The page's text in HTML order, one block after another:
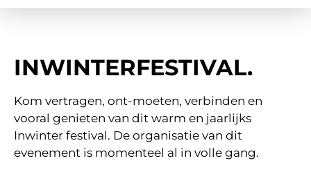
INWINTERFESTIVAL.
Kom vertragen, ont-moeten, verbinden en
vooral genieten van dit warm en jaarlijks
Inwinter festival. De organisatie van dit
evenement is momenteel al in volle gang.